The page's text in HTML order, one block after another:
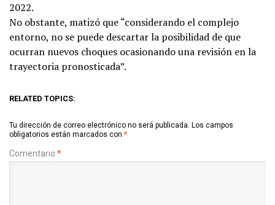
2022.
No obstante, matizó que “considerando el complejo
entorno, no se puede descartar la posibilidad de que
ocurran nuevos choques ocasionando una revisión en la
trayectoria pronosticada”.
RELATED TOPICS:
Tu dirección de correo electrónico no será publicada. Los campos
obligatorios están marcados con *
Comentario *